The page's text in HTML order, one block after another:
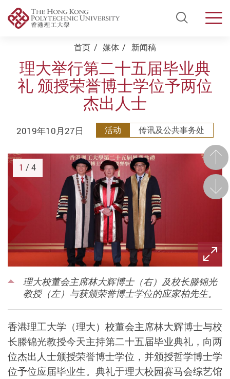
Open
Start main content首页 媒体 新闻稿
理大举行第二十五届毕业典
礼 颁授荣誉博士学位予两位
杰出人士
2019年10月27日 活动 传讯及公共事务处
前
理大校董会主席林大辉博士（右）及校长滕锦光
教授（左）与获颁荣誉博士学位的应家柏先生。
后一
1 / 4
香港理工大学（理大）校董会主席林大辉博士与校
长滕锦光教授今天主持第二十五届毕业典礼，向两
位杰出人士颁授荣誉博士学位，并颁授哲学博士学
位予位应届毕业生。典礼于理大校园赛马会综艺馆